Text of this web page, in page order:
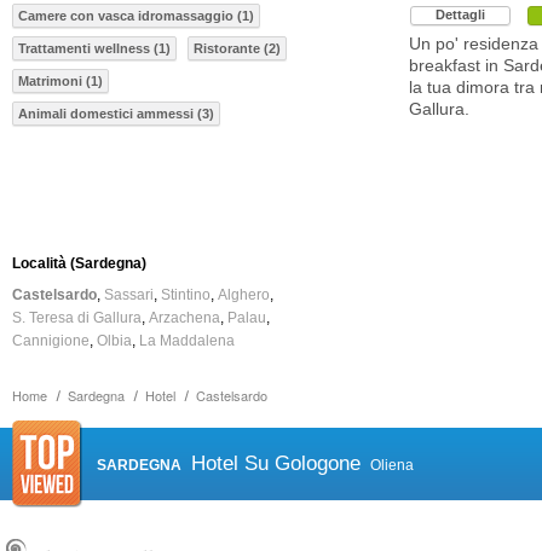
Home Sardegna Hotel Castelsardo
Dettagli
Un po'
breakfast in
la tua dimora tra
Gallura.
Camere con vasca idromassaggio (1)
Trattamenti wellness (1) Ristorante (2)
Matrimoni (1)
Animali domestici ammessi (3)
Località (Sardegna)
Castelsardo Sassari Stintino Alghero
S. Teresa di Gallura Arzachena Palau
Cannigione Olbia La Maddalena
SARDEGNA Hotel Su Gologone Oliena